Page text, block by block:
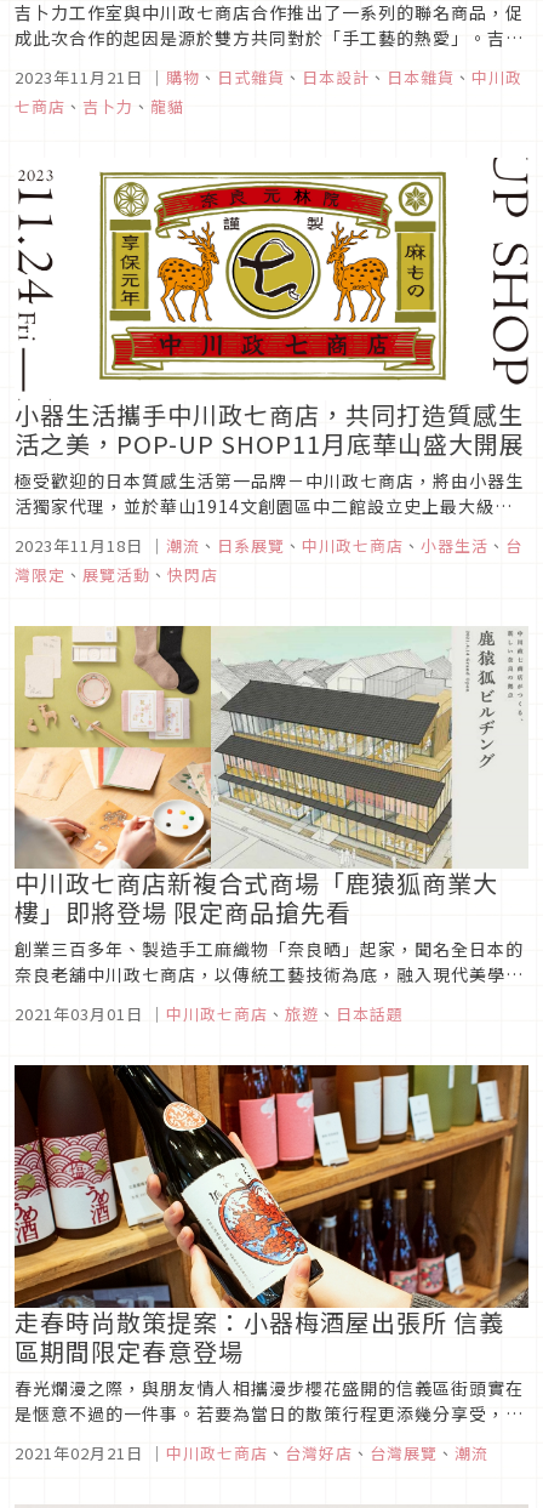
吉卜力工作室與中川政七商店合作推出了一系列的聯名商品，促
成此次合作的起因是源於雙方共同對於「手工藝的熱愛」。吉卜
充滿的手工藝的溫暖以及滿滿的生命力。另一方面，中川政七商
店一直以振興日本傳統工藝為願景，重視「手」創作出的製品。
2023年11月21日 ｜ 購物 、 日式雜貨 、 日本設計 、 日本雜貨 、 中川政
七商店 、 吉卜力 、 龍貓
小器生活攜手中川政七商店，共同打造質感生
活之美，POP-UP SHOP11月底華山盛大開展
極受歡迎的日本質感生活第一品牌－中川政七商店，將由小器生
活獨家代理，並於華山1914文創園區中二館設立史上最大級的
容，就是要把最質感的日本工藝帶給大家。11月24日至12月3
日，邀各位一起走進華山中二館，只要隨手拾起一雙筷子、一只
2023年11月18日 ｜ 潮流 、 日系展覽 、 中川政七商店 、 小器生活 、 台
灣限定 、 展覽活動 、 快閃店
中川政七商店新複合式商場「鹿猿狐商業大
樓」即將登場 限定商品搶先看
創業三百多年、製造手工麻織物「奈良晒」起家，聞名全日本的
奈良老舖中川政七商店，以傳統工藝技術為底，融入現代美學元
致力於產業觀光推動，今年4月在故鄉奈良將開設首家複合式商
㐂つね壽喜燒等人氣名...
2021年03月01日 ｜ 中川政七商店 、 旅遊 、 日本話題
走春時尚散策提案：小器梅酒屋出張所 信義
區期間限定春意登場
春光爛漫之際，與朋友情人相攜漫步櫻花盛開的信義區街頭實在
是愜意不過的一件事。若要為當日的散策行程更添幾分享受，一
器生活 提供以「美酒伴您度過美好時刻」為信念，不斷地搜羅引
2021年02月21日 ｜ 中川政七商店 、 台灣好店 、 台灣展覽 、 潮流